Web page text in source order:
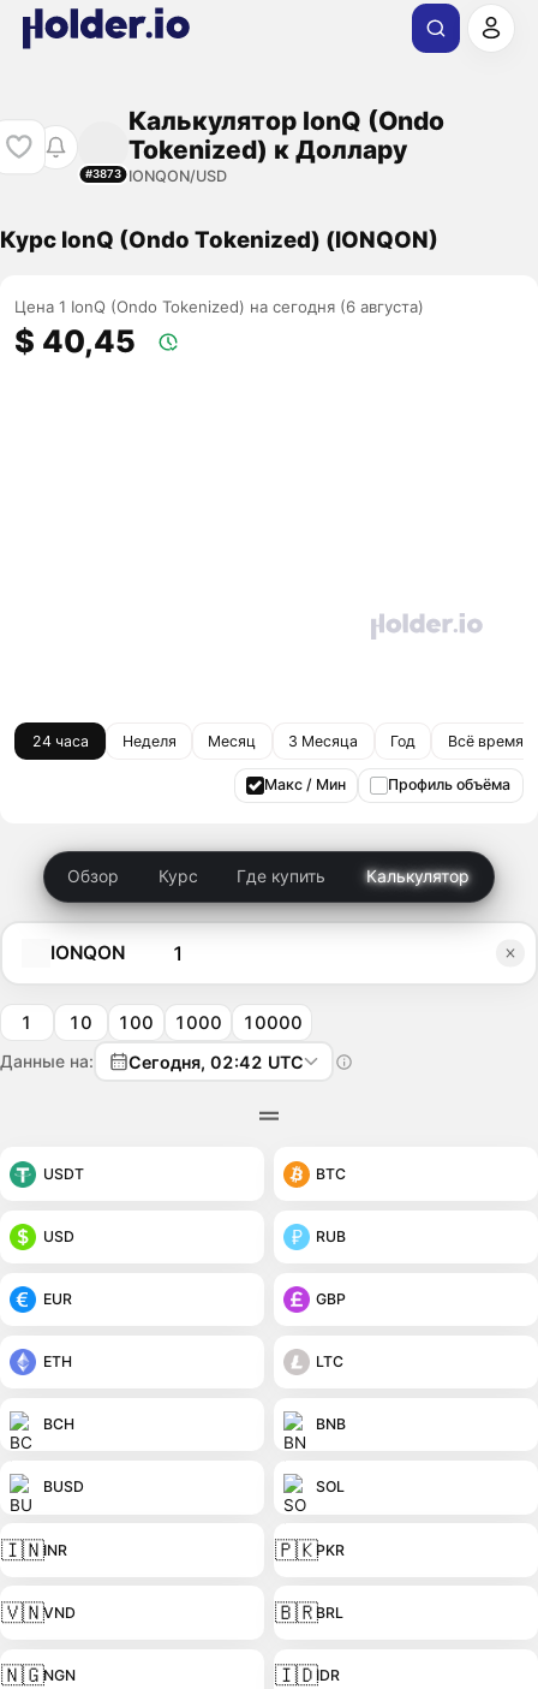
#3873
Калькулятор IonQ (Ondo
Tokenized) к Доллару
IONQON/USD
Курс IonQ (Ondo Tokenized) (IONQON)
Цена 1 IonQ (Ondo Tokenized) на сегодня (6 августа)
$ 40,45
24 часа Неделя Месяц 3 Месяца Год Всё время
Макс / Мин Профиль объёма
Обзор Курс Где купить Калькулятор
IONQON
1 10 100 1000 10000
Данные на: Сегодня, 02:42 UTC
USDT BTC
USD RUB
EUR GBP
ETH LTC
BCH BNB
BUSD SOL
🇮🇳INR 🇵🇰PKR
🇻🇳VND 🇧🇷BRL
🇳🇬NGN 🇮🇩IDR